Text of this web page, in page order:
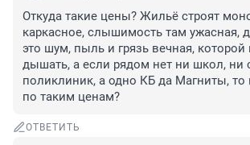
Откуда такие цены? Жильё строят
каркасное, слышимость там ужасная,
это шум, пыль и грязь вечная, которой
дышать, а если рядом нет ни школ, ни
поликлиник, а одно КБ да Магниты, то
по таким ценам?
ОТВЕТИТЬ